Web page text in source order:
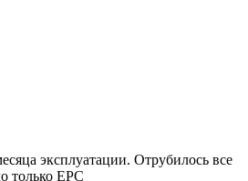
эксплуатации. Отрубилось все
только EPC